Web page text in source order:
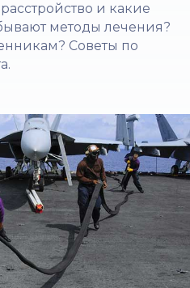
и какие
методы лечения?
Советы по